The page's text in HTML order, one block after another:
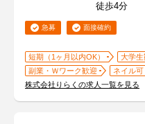
徒歩4分
急募 面接確約
短期（1ヶ月以内OK） 大学生
副業・Ｗワーク歓迎
ネイル可
株式会社りらくの求人一覧を見る